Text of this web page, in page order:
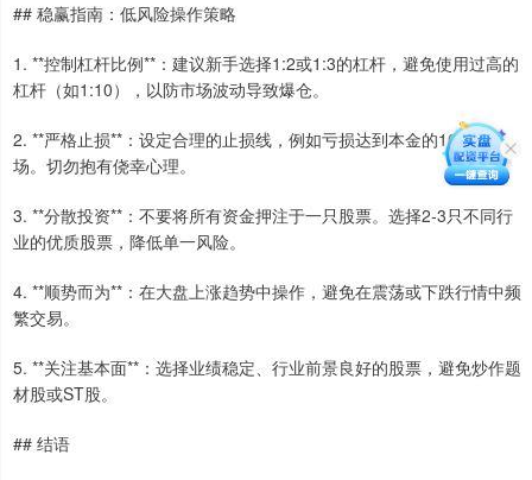
## 稳赢指南：低风险操作策略
1. **控制杠杆比例**：建议新手选择1:2或1:3的杠杆，避免使用过高的
杠杆（如1:10），以防市场波动导致爆仓。
2. **严格止损**：设定合理的止损线，例如亏损达到本金的10%即离
场。切勿抱有侥幸心理。
3. **分散投资**：不要将所有资金押注于一只股票。选择2-3只不同行
业的优质股票，降低单一风险。
4. **顺势而为**：在大盘上涨趋势中操作，避免在震荡或下跌行情中频
繁交易。
5. **关注基本面**：选择业绩稳定、行业前景良好的股票，避免炒作题
材股或ST股。
## 结语